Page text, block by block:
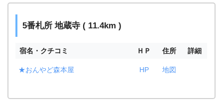
5番札所 地蔵寺 ( 11.4km )
宿名・クチコミ ＨＰ 住所 詳細
★おんやど森本屋 HP 地図